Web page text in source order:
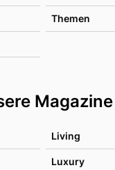
Themen
Magazine
Living
Luxury